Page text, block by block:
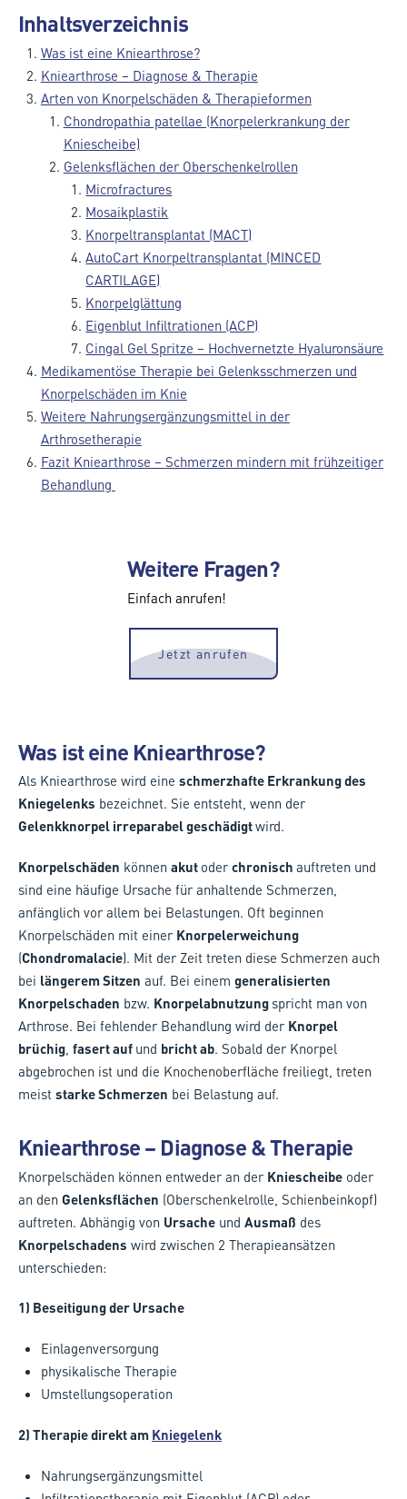
Inhaltsverzeichnis
Was ist eine Kniearthrose?
Kniearthrose – Diagnose & Therapie
Arten von Knorpelschäden & Therapieformen
Chondropathia patellae (Knorpelerkrankung der
Kniescheibe)
Gelenksflächen der Oberschenkelrollen
Microfractures
Mosaikplastik
Knorpeltransplantat (MACT)
AutoCart Knorpeltransplantat (MINCED
CARTILAGE)
Knorpelglättung
Eigenblut Infiltrationen (ACP)
Cingal Gel Spritze – Hochvernetzte Hyaluronsäure
Medikamentöse Therapie bei Gelenksschmerzen und
Knorpelschäden im Knie
Weitere Nahrungsergänzungsmittel in der
Arthrosetherapie
Fazit Kniearthrose – Schmerzen mindern mit frühzeitiger
Behandlung
Weitere Fragen?
Einfach anrufen!
Jetzt anrufen
Was ist eine Kniearthrose?
Als Kniearthrose wird eine schmerzhafte Erkrankung des
Kniegelenks bezeichnet. Sie entsteht, wenn der
Gelenkknorpel irreparabel geschädigtwird.
Knorpelschäden können akut oder chronisch auftreten und
sind eine häufige Ursache für anhaltende Schmerzen,
anfänglich vor allem bei Belastungen. Oft beginnen
Knorpelschäden mit einer Knorpelerweichung
(Chondromalacie). Mit der Zeit treten diese Schmerzen auch
bei längerem Sitzen auf. Bei einem generalisierten
Knorpelschaden bzw. Knorpelabnutzung spricht man von
Arthrose. Bei fehlender Behandlung wird der Knorpel
brüchig fasert auf und bricht ab. Sobald der Knorpel
abgebrochen ist und die Knochenoberfläche freiliegt, treten
meist starke Schmerzen bei Belastung auf.
Kniearthrose – Diagnose & Therapie
Knorpelschäden können entweder an der Kniescheibe oder
an den Gelenksflächen (Oberschenkelrolle, Schienbeinkopf)
auftreten. Abhängig von Ursache und Ausmaß des
Knorpelschadens wird zwischen 2 Therapieansätzen
unterschieden:
1) Beseitigung der Ursache
Einlagenversorgung
physikalische Therapie
Umstellungsoperation
2) Therapie direkt am Kniegelenk
Nahrungsergänzungsmittel